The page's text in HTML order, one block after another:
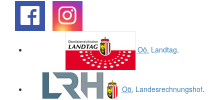
Oö. Landtag.
Oö. Landesrechnungshof.